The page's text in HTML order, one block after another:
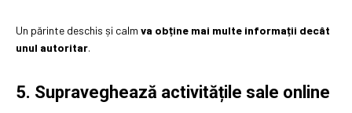
Un părinte deschis și calm va obține mai multe informații decât
unul autoritar.
5. Supraveghează activitățile sale online